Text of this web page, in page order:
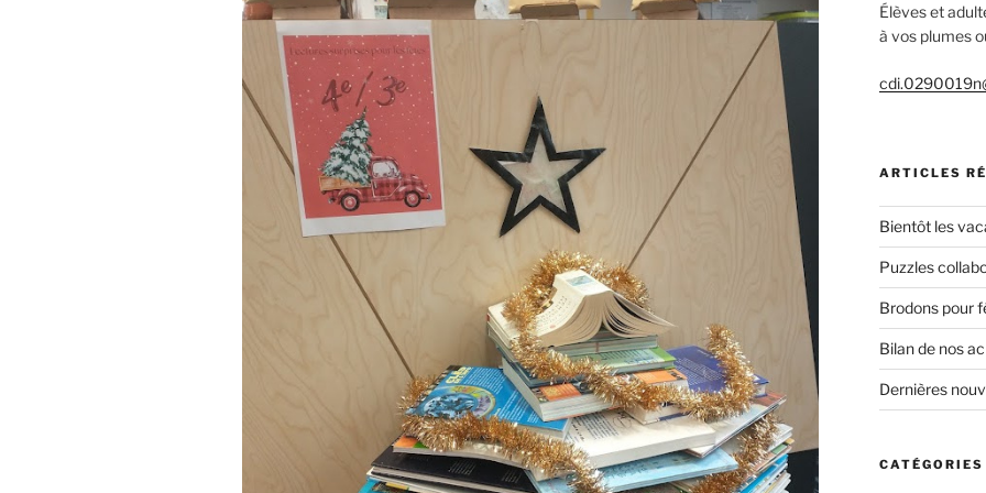
Élèves et
à vos plumes
ARTICLES
Bientôt les
Puzzles
Brodons pour
Bilan de nos
Dernières
CATÉGORIES